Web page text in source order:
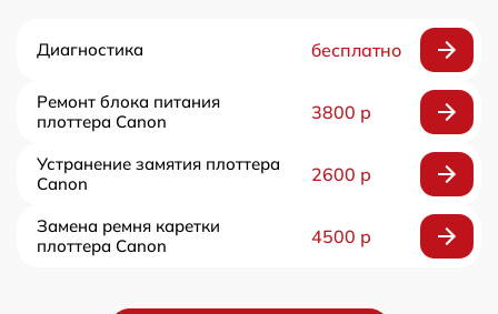
Диагностика бесплатно
Ремонт блока питания
плоттера Canon
3800 р
Устранение замятия плоттера
Canon
2600 р
Замена ремня каретки
плоттера Canon
4500 р